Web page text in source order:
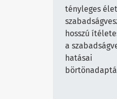
tényleges
hosszú
a
hatásai